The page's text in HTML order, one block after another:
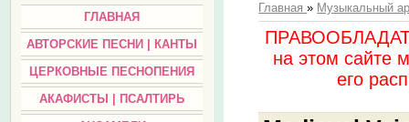
ГЛАВНАЯ
АВТОРСКИЕ ПЕСНИ | КАНТЫ
ЦЕРКОВНЫЕ ПЕСНОПЕНИЯ
АКАФИСТЫ | ПСАЛТИРЬ
Главная» Музыкальный
на этом сайте
его